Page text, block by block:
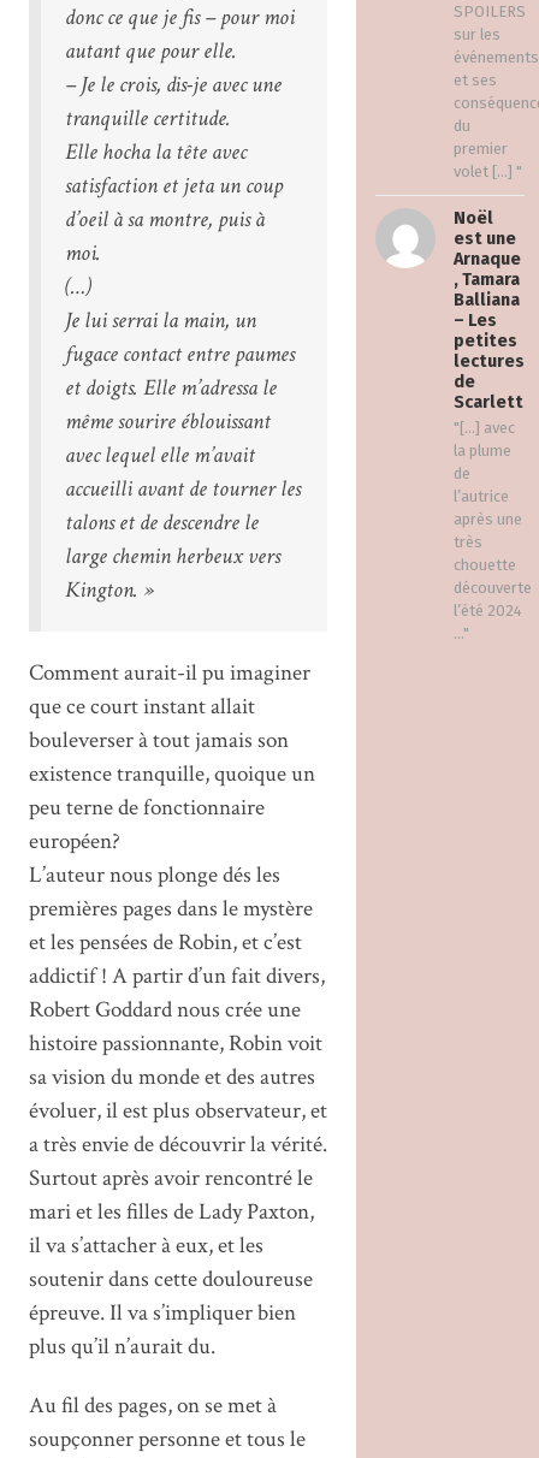
SPOILERS
sur les
événements
et ses
du
premier
volet […] "
Noël
est une
Arnaque
, Tamara
Balliana
– Les
petites
lectures
de
Scarlett
"[…] avec
la plume
de
l’autrice
après une
très
chouette
découverte
l’été 2024
..."
donc ce que je fis – pour moi
autant que pour elle.
– Je le crois, dis-je avec une
tranquille certitude.
Elle hocha la tête avec
satisfaction et jeta un coup
d’oeil à sa montre, puis à
moi.
(…)
Je lui serrai la main, un
fugace contact entre paumes
et doigts. Elle m’adressa le
même sourire éblouissant
avec lequel elle m’avait
accueilli avant de tourner les
talons et de descendre le
large chemin herbeux vers
Kington. »
Comment aurait-il pu imaginer
que ce court instant allait
bouleverser à tout jamais son
existence tranquille, quoique un
peu terne de fonctionnaire
européen?
L’auteur nous plonge dés les
premières pages dans le mystère
et les pensées de Robin, et c’est
addictif ! A partir d’un fait divers,
Robert Goddard nous crée une
histoire passionnante, Robin voit
sa vision du monde et des autres
évoluer, il est plus observateur, et
a très envie de découvrir la vérité.
Surtout après avoir rencontré le
mari et les filles de Lady Paxton,
il va s’attacher à eux, et les
soutenir dans cette douloureuse
épreuve. Il va s’impliquer bien
plus qu’il n’aurait du.
Au fil des pages, on se met à
soupçonner personne et tous le